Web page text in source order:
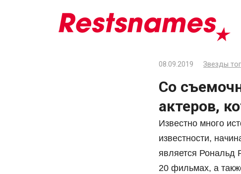
08.09.2019 Звезды
Со
актеров,
Известно много
известности,
является Рональд
20 фильмах, а